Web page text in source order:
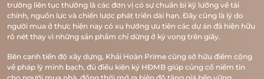
TIỆN ÍCH
MẶT BẰNG
VR 360
trường liên tục thường là các đơn vị có sự chuẩn bị kỹ lưỡng về tài
chính, nguồn lực và chiến lược phát triển dài hạn. Đây cũng là lý do
người mua ở thực hiện nay có xu hướng ưu tiên các dự án đã hiện hữu
rõ nét thay vì những sản phẩm chỉ dừng ở kỳ vọng trên giấy.
Bên cạnh tiến độ xây dựng, Khải Hoàn Prime cũng sở hữu điểm cộng
về pháp lý minh bạch, đủ điều kiện ký HĐMB giúp củng cố niềm tin